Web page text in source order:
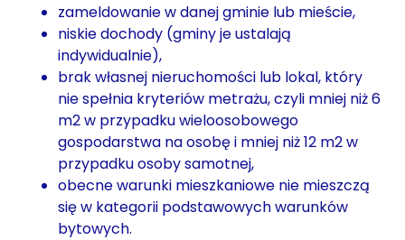
zameldowanie w danej gminie lub mieście,
niskie dochody (gminy je ustalają
indywidualnie),
brak własnej nieruchomości lub lokal, który
nie spełnia kryteriów metrażu, czyli mniej niż 6
m2 w przypadku wieloosobowego
gospodarstwa na osobę i mniej niż 12 m2 w
przypadku osoby samotnej,
obecne warunki mieszkaniowe nie mieszczą
się w kategorii podstawowych warunków
bytowych.